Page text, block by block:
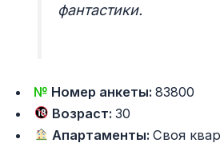
фантастики.
№ Номер анкеты:83800
Возраст:30
Апартаменты:Своя